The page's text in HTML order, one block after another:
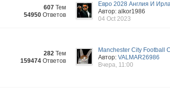
607 Тем
54950 Ответов
Евро 2028 Англия И
Автор: alkor1986
04 Oct 2023
282 Тем
159474 Ответов
Manchester City Football
Автор:VALMAR26986
Вчера, 11:00